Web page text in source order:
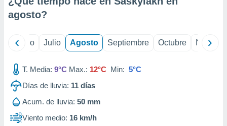
e
publicidad
publicidad
de
agosto?
Junio Julio Agosto Septiembre Octubre
T. Media: 9°C Max.: 12°C Min: 5°C
Días de lluvia: 11 días
Acum. de lluvia: 50 mm
Viento medio: 16 km/h